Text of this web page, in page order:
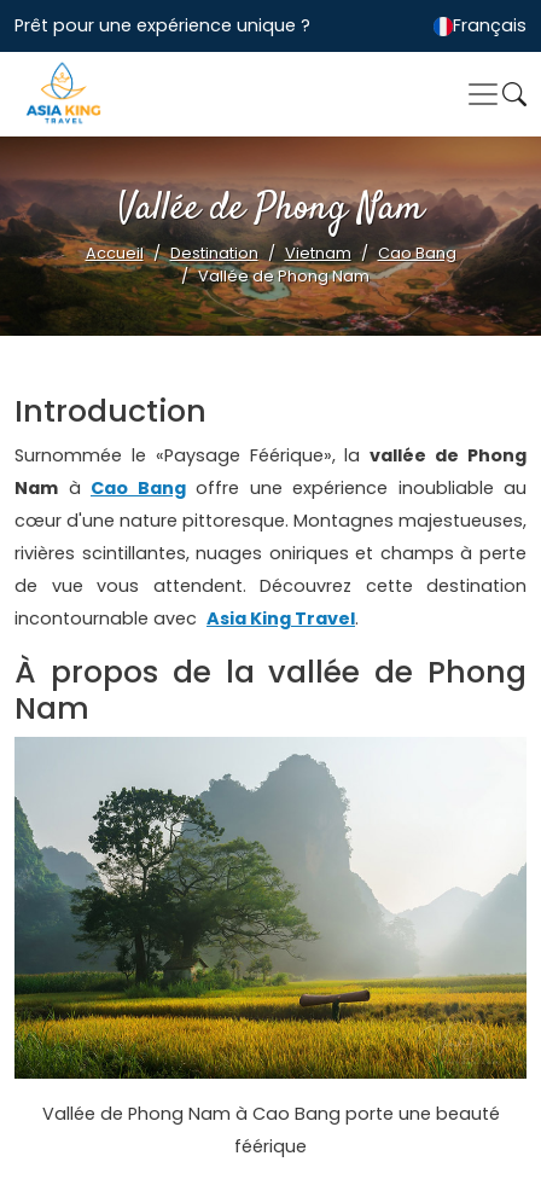
Prêt pour une expérience unique ? Français
Vallée de Phong Nam
Accueil Destination Vietnam
Cao Bang
Vallée de Phong Nam
Introduction
Surnommée le «Paysage Féérique», lavallée de Phong
Nam à Cao Bangoffre une expérience inoubliable au
cœur d'une nature pittoresque. Montagnes majestueuses,
rivières scintillantes, nuages oniriques et champs à perte
de vue vous attendent. Découvrez cette destination
incontournable avec Asia King Travel.
À propos de la vallée de Phong
Nam
Vallée de Phong Nam à Cao Bang porte une beauté
féérique